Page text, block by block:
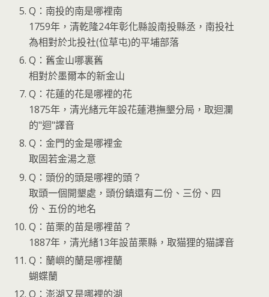
Q：南投的南是哪裡南
1759年，清乾隆24年彰化縣設南投縣丞，南投社
為相對於北投社(位草屯)的平埔部落
Q：舊金山哪裏舊
相對於墨爾本的新金山
Q：花蓮的花是哪裡的花
1875年，清光緒元年設花蓮港撫墾分局，取迴瀾
的"迴"譯音
Q：金門的金是哪裡金
取固若金湯之意
Q：頭份的頭是哪裡的頭？
取頭一個開墾處，頭份鎮還有二份、三份、四
份、五份的地名
Q：苗栗的苗是哪裡苗？
1887年，清光緒13年設苗栗縣，取猫狸的猫譯音
Q：蘭嶼的蘭是哪裡蘭
蝴蝶蘭
Q：澎湖又是哪裡的湖